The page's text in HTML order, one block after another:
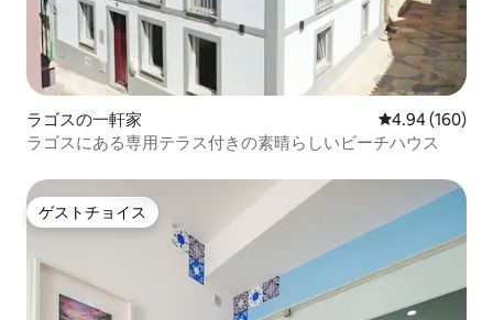
ラゴスの一軒家 レビュー160
4.94 (160)
ラゴスにある専用テラス付きの素晴らしいビーチハウス
ゲストチョイス
ゲストチョイス